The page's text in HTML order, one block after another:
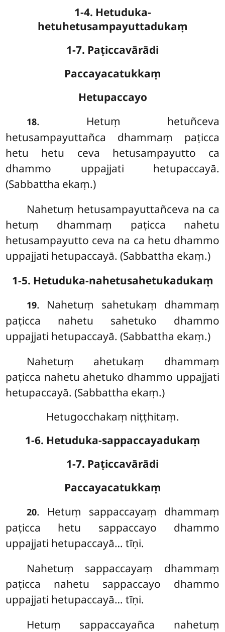
1-4. Hetuduka-
hetuhetusampayuttadukaṃ
1-7. Paṭiccavārādi
Paccayacatukkaṃ
Hetupaccayo
18. Hetuṃ hetuñceva
hetusampayuttañca dhammaṃ paṭicca
hetu hetu ceva hetusampayutto ca
dhammo uppajjati hetupaccayā.
(Sabbattha ekaṃ.)
Nahetuṃ hetusampayuttañceva na ca
hetuṃ dhammaṃ paṭicca nahetu
hetusampayutto ceva na ca hetu dhammo
uppajjati hetupaccayā. (Sabbattha ekaṃ.)
1-5. Hetuduka-nahetusahetukadukaṃ
19. Nahetuṃ sahetukaṃ dhammaṃ
paṭicca nahetu sahetuko dhammo
uppajjati hetupaccayā. (Sabbattha ekaṃ.)
Nahetuṃ ahetukaṃ dhammaṃ
paṭicca nahetu ahetuko dhammo uppajjati
hetupaccayā. (Sabbattha ekaṃ.)
Hetugocchakaṃ niṭṭhitaṃ.
1-6. Hetuduka-sappaccayadukaṃ
1-7. Paṭiccavārādi
Paccayacatukkaṃ
20. Hetuṃ sappaccayaṃ dhammaṃ
paṭicca hetu sappaccayo dhammo
uppajjati hetupaccayā… tīṇi.
Nahetuṃ sappaccayaṃ dhammaṃ
paṭicca nahetu sappaccayo dhammo
uppajjati hetupaccayā… tīṇi.
Hetuṃ sappaccayañca nahetuṃ